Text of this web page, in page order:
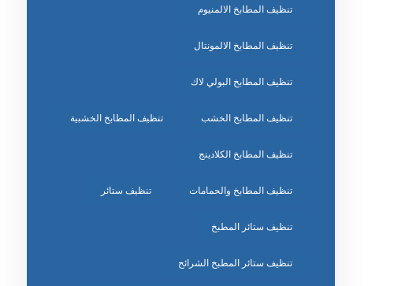
تنظيف المطابخ الالمنيوم
تنظيف المطابخ الالمونتال
تنظيف المطابخ البولي لاك
تنظيف المطابخ الخشب تنظيف المطابخ الخشبية
تنظيف المطابخ الكلادينج
تنظيف المطابخ والحمامات تنظيف ستائر
تنظيف ستائر المطبخ
تنظيف ستائر المطبخ الشرائح